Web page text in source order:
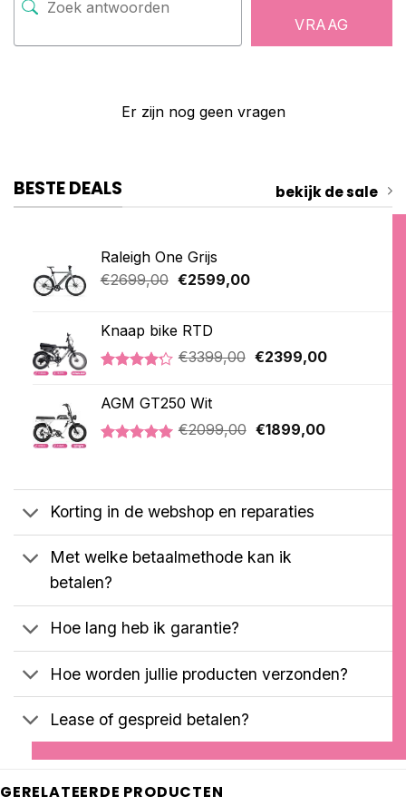
VRAAG
Er zijn nog geen vragen
BESTE DEALS bekijk de sale
Raleigh One Grijs
€2699,00 Oorspronkelijke
€2699,00.
€2599,00Huidige
Knaap bike RTD
4.20 op 5
gebaseerd
op
klantbeoordelingen
€3399,00 Oorspronkelijke
€2399,00Huidige
AGM GT250 Wit
klantbeoordeling
€2099,00 Oorspronkelijke
€1899,00Huidige
Korting in de webshop en reparaties
Met welke betaalmethode kan ik
betalen?
Hoe lang heb ik garantie?
Hoe worden jullie producten verzonden?
Lease of gespreid betalen?
GERELATEERDE PRODUCTEN